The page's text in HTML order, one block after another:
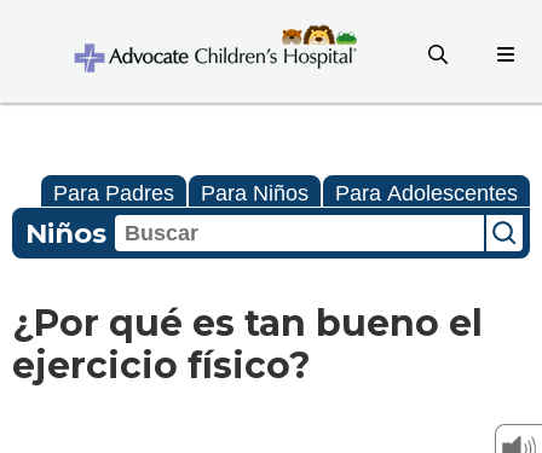
Para Padres Para Niños Para Adolescentes
Niños
¿Por qué es tan bueno el
ejercicio físico?